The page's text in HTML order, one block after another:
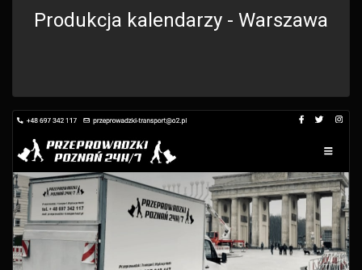
Produkcja kalendarzy - Warszawa